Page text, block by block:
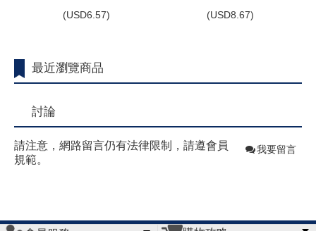
(USD6.57) (USD8.67)
最近瀏覽商品
討論
請注意，網路留言仍有法律限制，請遵會員
規範。
我要留言